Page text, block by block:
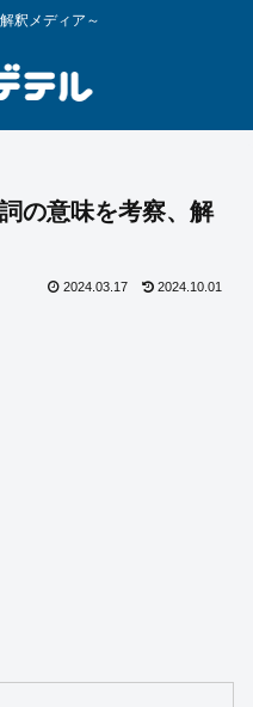
釈メディア～
の意味を考察、解
2024.03.17 2024.10.01